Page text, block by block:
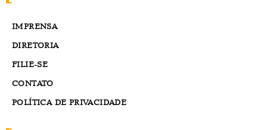
IMPRENSA
DIRETORIA
FILIE-SE
CONTATO
POLÍTICA DE PRIVACIDADE